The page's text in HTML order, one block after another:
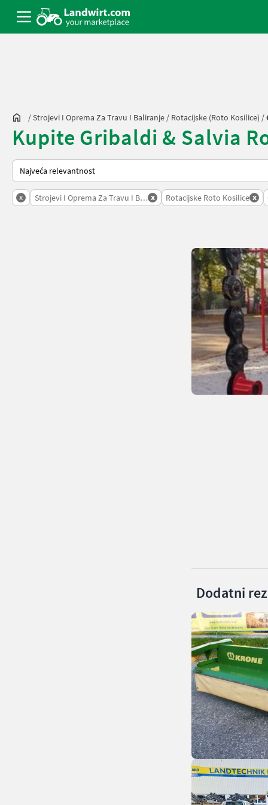
/Strojevi I Oprema Za Travu I Baliranje / Rotacijske (roto Kosilice) /
Kupite Gribaldi & Salvia
Način na koji sortira Landwirt.com
x Strojevi I Oprema Za Travu I Baliranje
x Rotacijske Roto Kosilice x
Dodatni